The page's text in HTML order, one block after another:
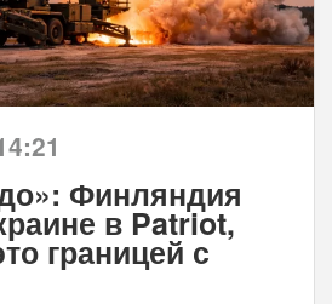
Финляндия
в Patriot,
границей с